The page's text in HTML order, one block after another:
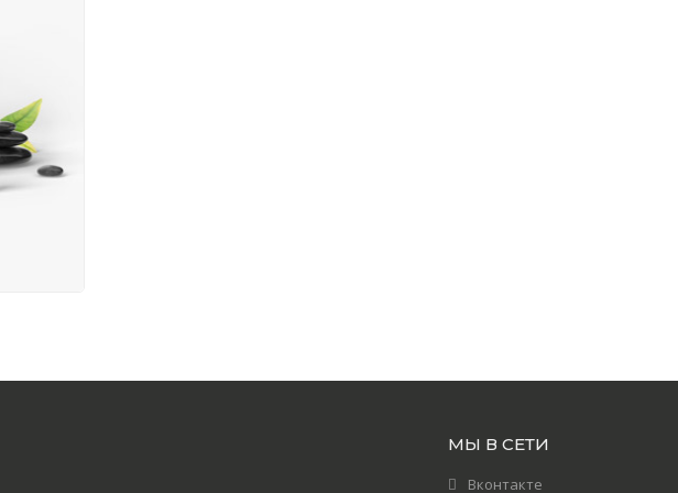
МЫ В СЕТИ
Вконтакте